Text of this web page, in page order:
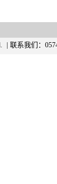
| 联系